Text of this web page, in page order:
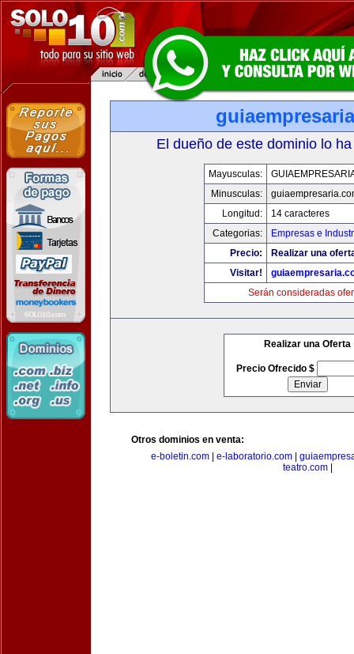
El dueño de este dominio lo
Mayusculas:
Minusculas:
Longitud:
14 caracteres
Categorias:
Empresas e
Precio:
Realizar una
Visitar!
Serán consideradas
Realizar una Oferta
Precio Ofrecido $
Otros dominios en venta:
e-boletin.com
e-laboratorio.com
teatro.com|